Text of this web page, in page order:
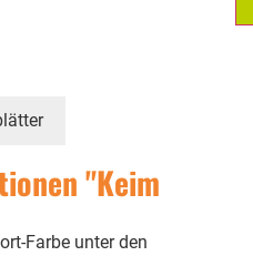
"Keim
Farbe unter den